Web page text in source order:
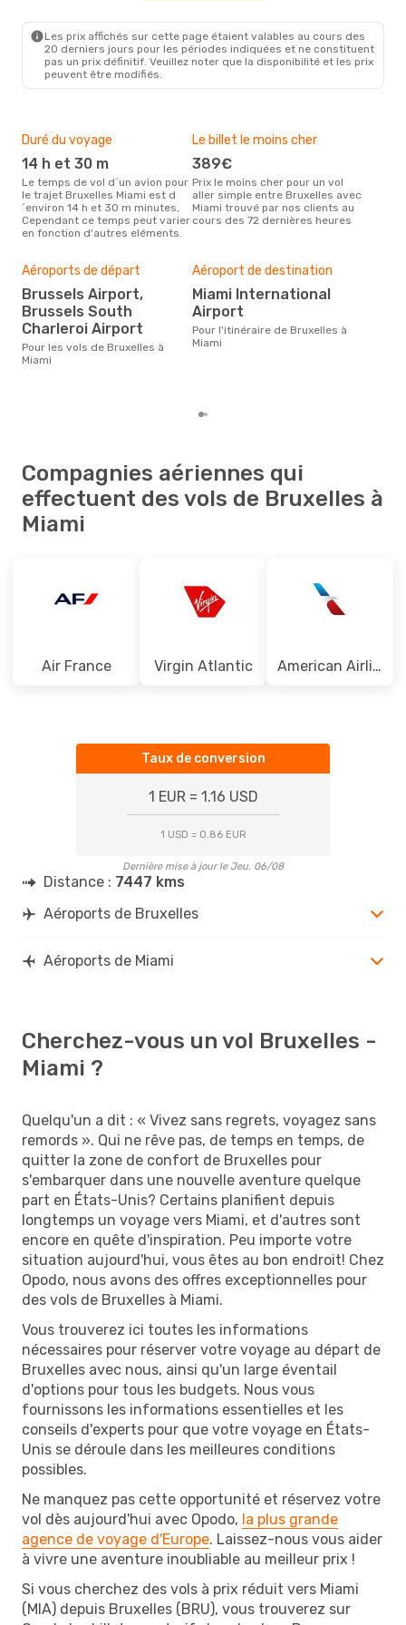
Les prix affichés sur cette page étaient valables au cours des
20 derniers jours pour les périodes indiquées et ne constituent
pas un prix définitif. Veuillez noter que la disponibilité et les prix
peuvent être modifiés.
Duré du voyage
14 h et 30 m
Le temps de vol d´un avion pour
le trajet Bruxelles Miami est d
´environ 14 h et 30 m minutes,
Cependant ce temps peut varier
en fonction d'autres eléments.
Le billet le moins cher
389€
Prix le moins cher pour un vol
aller simple entre Bruxelles avec
Miami trouvé par nos clients au
cours des 72 dernières heures
Aéroports de départ
Brussels Airport,
Brussels South
Charleroi Airport
Pour les vols de Bruxelles à
Miami
Aéroport de destination
Miami International
Airport
Pour l'itinéraire de Bruxelles à
Miami
Compagnies aériennes qui
effectuent des vols de Bruxelles à
Miami
Air France Virgin Atlantic American Airlines
Taux de conversion
1 EUR = 1.16 USD
1 USD = 0.86 EUR
Dernière mise à jour le Jeu. 06/08
Distance : 7447 kms
Aéroports de Bruxelles
Aéroports de Miami
Cherchez-vous un vol Bruxelles -
Miami ?
Quelqu'un a dit : « Vivez sans regrets, voyagez sans
remords ». Qui ne rêve pas, de temps en temps, de
quitter la zone de confort de Bruxelles pour
s'embarquer dans une nouvelle aventure quelque
part en États-Unis? Certains planifient depuis
longtemps un voyage vers Miami, et d'autres sont
encore en quête d'inspiration. Peu importe votre
situation aujourd'hui, vous êtes au bon endroit! Chez
Opodo, nous avons des offres exceptionnelles pour
des vols de Bruxelles à Miami.
Vous trouverez ici toutes les informations
nécessaires pour réserver votre voyage au départ de
Bruxelles avec nous, ainsi qu'un large éventail
d'options pour tous les budgets. Nous vous
fournissons les informations essentielles et les
conseils d'experts pour que votre voyage en États-
Unis se déroule dans les meilleures conditions
possibles.
Ne manquez pas cette opportunité et réservez votre
vol dès aujourd'hui avec Opodo, la plus grande
agence de voyage d'Europe. Laissez-nous vous aider
à vivre une aventure inoubliable au meilleur prix !
Si vous cherchez des vols à prix réduit vers Miami
(MIA) depuis Bruxelles (BRU), vous trouverez sur